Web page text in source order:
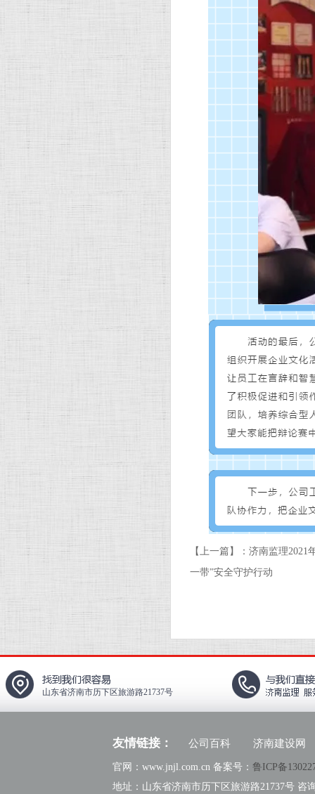
【上一篇】：济南监理2021
一带”安全守护行动
山东省济南市历下区旅游路21737号
友情链接： 公司百科 济南建设网
官网：www.jnjl.com.cn 备案号： 鲁ICP备
地址：山东省济南市历下区旅游路21737号 咨